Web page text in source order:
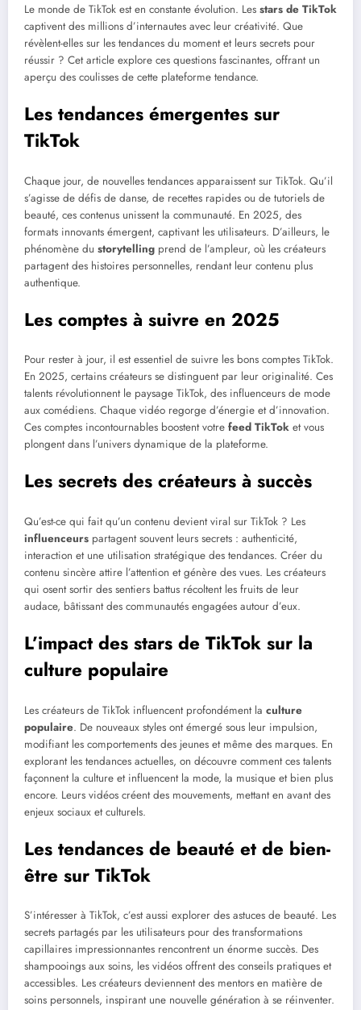
Le monde de TikTok est en constante évolution. Les stars de TikTok
captivent des millions d’internautes avec leur créativité. Que
révèlent-elles sur les tendances du moment et leurs secrets pour
réussir ? Cet article explore ces questions fascinantes, offrant un
aperçu des coulisses de cette plateforme tendance.
Les tendances émergentes sur
TikTok
Chaque jour, de nouvelles tendances apparaissent sur TikTok. Qu’il
s’agisse de défis de danse, de recettes rapides ou de tutoriels de
beauté, ces contenus unissent la communauté. En 2025, des
formats innovants émergent, captivant les utilisateurs. D’ailleurs, le
phénomène du storytelling prend de l’ampleur, où les créateurs
partagent des histoires personnelles, rendant leur contenu plus
authentique.
Les comptes à suivre en 2025
Pour rester à jour, il est essentiel de suivre les bons comptes TikTok.
En 2025, certains créateurs se distinguent par leur originalité. Ces
talents révolutionnent le paysage TikTok, des influenceurs de mode
aux comédiens. Chaque vidéo regorge d’énergie et d’innovation.
Ces comptes incontournables boostent votre feed TikTok et vous
plongent dans l’univers dynamique de la plateforme.
Les secrets des créateurs à succès
Qu’est-ce qui fait qu’un contenu devient viral sur TikTok ? Les
influenceurs partagent souvent leurs secrets : authenticité,
interaction et une utilisation stratégique des tendances. Créer du
contenu sincère attire l’attention et génère des vues. Les créateurs
qui osent sortir des sentiers battus récoltent les fruits de leur
audace, bâtissant des communautés engagées autour d’eux.
L’impact des stars de TikTok sur la
culture populaire
Les créateurs de TikTok influencent profondément la culture
populaire. De nouveaux styles ont émergé sous leur impulsion,
modifiant les comportements des jeunes et même des marques. En
explorant les tendances actuelles, on découvre comment ces talents
façonnent la culture et influencent la mode, la musique et bien plus
encore. Leurs vidéos créent des mouvements, mettant en avant des
enjeux sociaux et culturels.
Les tendances de beauté et de bien-
être sur TikTok
S’intéresser à TikTok, c’est aussi explorer des astuces de beauté. Les
secrets partagés par les utilisateurs pour des transformations
capillaires impressionnantes rencontrent un énorme succès. Des
shampooings aux soins, les vidéos offrent des conseils pratiques et
accessibles. Les créateurs deviennent des mentors en matière de
soins personnels, inspirant une nouvelle génération à se réinventer.